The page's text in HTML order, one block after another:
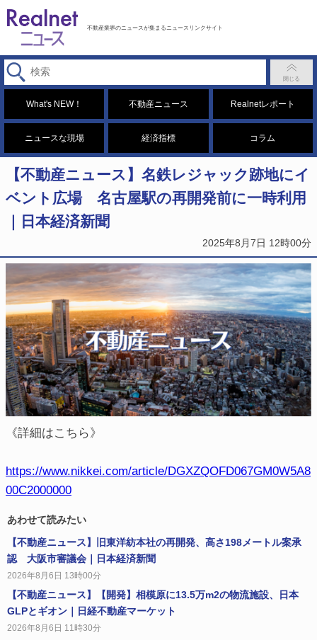
不動産業界のニュースが集まるニュースリンクサイト
What's NEW！ 不動産ニュース Realnetレポート
ニュースな現場 経済指標 コラム
【不動産ニュース】名鉄レジャック跡地にイ
ベント広場 名古屋駅の再開発前に一時利用
｜日本経済新聞
2025年8月7日 12時00分
《詳細はこちら》
https://www.nikkei.com/article/DGXZQOFD067GM0W5A8
00C2000000
あわせて読みたい
【不動産ニュース】旧東洋紡本社の再開発、高さ198メートル案承
認 大阪市審議会｜日本経済新聞
2026年8月6日 13時00分
【不動産ニュース】【開発】相模原に13.5万m2の物流施設、日本
GLPとギオン｜日経不動産マーケット
2026年8月6日 11時30分